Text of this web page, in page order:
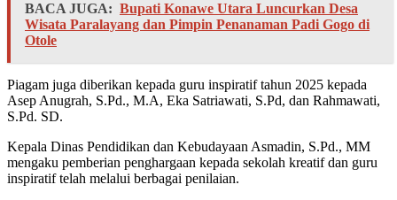
BACA JUGA: Bupati Konawe Utara Luncurkan Desa
Wisata Paralayang dan Pimpin Penanaman Padi Gogo di
Otole
Piagam juga diberikan kepada guru inspiratif tahun 2025 kepada
Asep Anugrah, S.Pd., M.A, Eka Satriawati, S.Pd, dan Rahmawati,
S.Pd. SD.
Kepala Dinas Pendidikan dan Kebudayaan Asmadin, S.Pd., MM
mengaku pemberian penghargaan kepada sekolah kreatif dan guru
inspiratif telah melalui berbagai penilaian.